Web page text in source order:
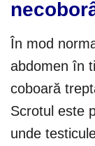
În mod
abdomen în
coboară
Scrotul este
unde